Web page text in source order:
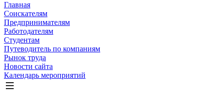
Главная
Соискателям
Предпринимателям
Работодателям
Студентам
Путеводитель по компаниям
Рынок труда
Новости сайта
Календарь мероприятий